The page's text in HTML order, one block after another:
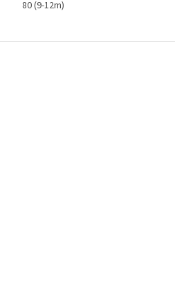
80 (9-12m)